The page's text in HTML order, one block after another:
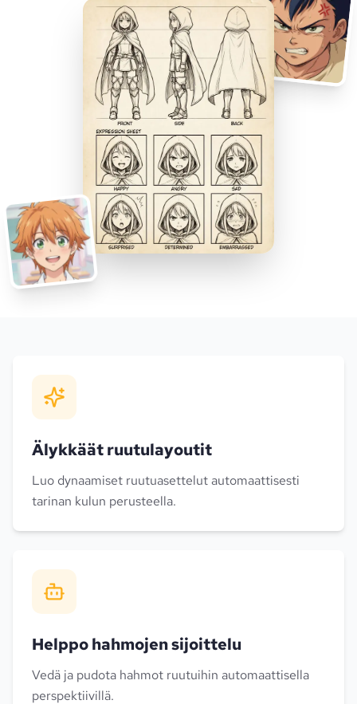
Älykkäät ruutulayoutit
Luo dynaamiset ruutuasettelut automaattisesti
tarinan kulun perusteella.
Helppo hahmojen sijoittelu
Vedä ja pudota hahmot ruutuihin automaattisella
perspektiivillä.